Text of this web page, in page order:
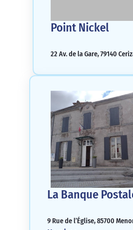
Point Nickel
22 Av. de la Gare, 79140
La Banque
9 Rue de l’Église, 85700